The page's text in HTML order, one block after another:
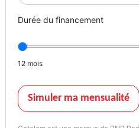
Durée du financement
12 mois
Simuler ma mensualité